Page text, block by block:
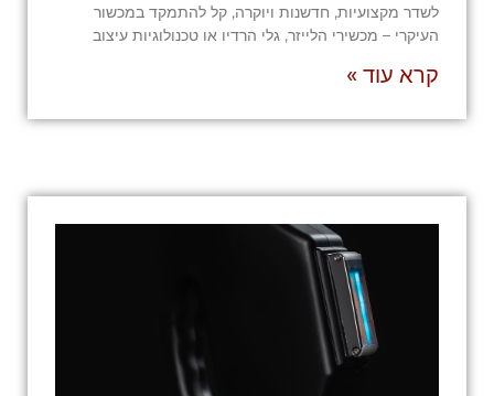
לשדר מקצועיות, חדשנות ויוקרה, קל להתמקד במכשור
העיקרי – מכשירי הלייזר, גלי הרדיו או טכנולוגיות עיצוב
קרא עוד »